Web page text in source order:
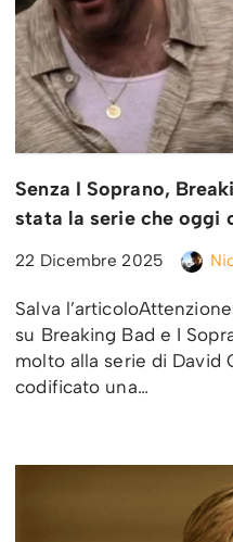
Senza I Soprano,
stata la serie che oggi
22 Dicembre 2025
Salva
su Breaking Bad e I
molto alla serie di David
codificato una…